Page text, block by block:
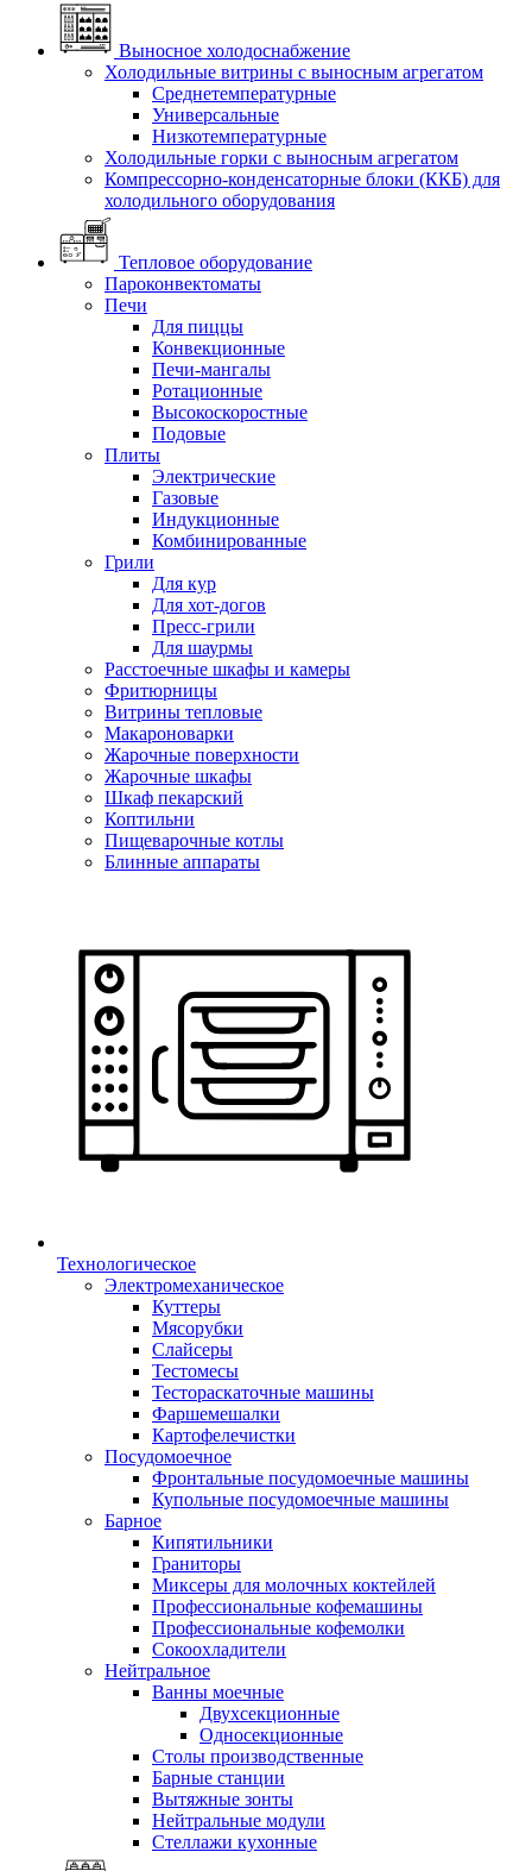
Выносное холодоснабжение
Холодильные витрины с выносным агрегатом
Среднетемпературные
Универсальные
Низкотемпературные
Холодильные горки с выносным агрегатом
Компрессорно-конденсаторные блоки (ККБ) для
холодильного оборудования
Тепловое оборудование
Пароконвектоматы
Печи
Для пиццы
Конвекционные
Печи-мангалы
Ротационные
Высокоскоростные
Подовые
Плиты
Электрические
Газовые
Индукционные
Комбинированные
Грили
Для кур
Для хот-догов
Пресс-грили
Для шаурмы
Расстоечные шкафы и камеры
Фритюрницы
Витрины тепловые
Макароноварки
Жарочные поверхности
Жарочные шкафы
Шкаф пекарский
Коптильни
Пищеварочные котлы
Блинные аппараты
Технологическое
Электромеханическое
Куттеры
Мясорубки
Слайсеры
Тестомесы
Тестораскаточные машины
Фаршемешалки
Картофелечистки
Посудомоечное
Фронтальные посудомоечные машины
Купольные посудомоечные машины
Барное
Кипятильники
Граниторы
Миксеры для молочных коктейлей
Профессиональные кофемашины
Профессиональные кофемолки
Сокоохладители
Нейтральное
Ванны моечные
Двухсекционные
Односекционные
Столы производственные
Барные станции
Вытяжные зонты
Нейтральные модули
Стеллажи кухонные